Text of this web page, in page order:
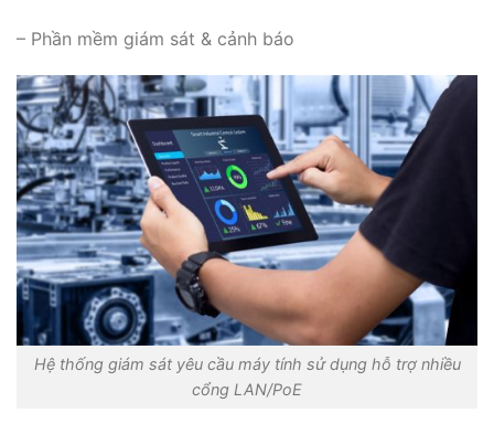
– Phần mềm giám sát & cảnh báo
Hệ thống giám sát yêu cầu máy tính sử dụng hỗ trợ nhiều
cổng LAN/PoE